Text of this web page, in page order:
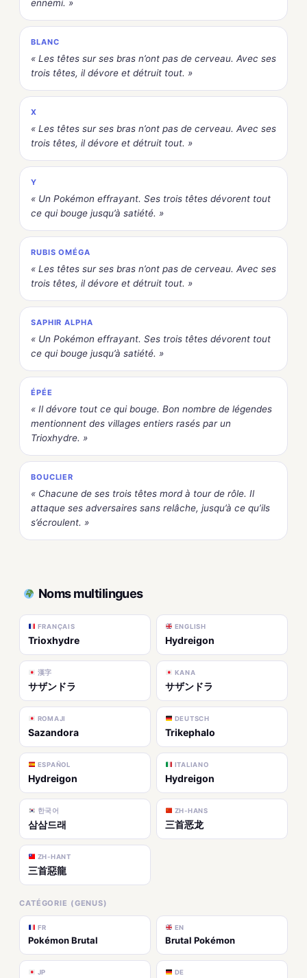
ennemi. »
BLANC
« Les têtes sur ses bras n’ont pas de cerveau. Avec ses
trois têtes, il dévore et détruit tout. »
X
« Les têtes sur ses bras n’ont pas de cerveau. Avec ses
trois têtes, il dévore et détruit tout. »
Y
« Un Pokémon effrayant. Ses trois têtes dévorent tout
ce qui bouge jusqu’à satiété. »
RUBIS OMÉGA
« Les têtes sur ses bras n’ont pas de cerveau. Avec ses
trois têtes, il dévore et détruit tout. »
SAPHIR ALPHA
« Un Pokémon effrayant. Ses trois têtes dévorent tout
ce qui bouge jusqu’à satiété. »
ÉPÉE
« Il dévore tout ce qui bouge. Bon nombre de légendes
mentionnent des villages entiers rasés par un
Trioxhydre. »
BOUCLIER
« Chacune de ses trois têtes mord à tour de rôle. Il
attaque ses adversaires sans relâche, jusqu’à ce qu’ils
s’écroulent. »
Noms multilingues
FRANÇAIS
Trioxhydre
ENGLISH
Hydreigon
漢字
サザンドラ
KANA
サザンドラ
ROMAJI
Sazandora
DEUTSCH
Trikephalo
ESPAÑOL
Hydreigon
ITALIANO
Hydreigon
한국어
삼삼드래
ZH-HANS
三首恶龙
ZH-HANT
三首惡龍
CATÉGORIE (GENUS)
FR
Pokémon Brutal
EN
Brutal Pokémon
JP DE